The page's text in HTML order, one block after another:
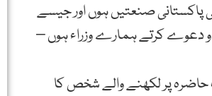
پاکستانی صنعتیں ہوں اور جیسے
کرتے ہمارے وزراء ہوں –
پر لکھنے والے شخص کا